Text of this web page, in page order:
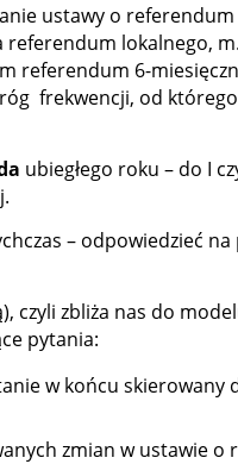
ustawy o
referendum lokalnego,
referendum 6-
frekwencji, od którego
ubiegłego roku – do I
– odpowiedzieć
czyli zbliża nas do
pytania:
w końcu skierowany
zmian w ustawie